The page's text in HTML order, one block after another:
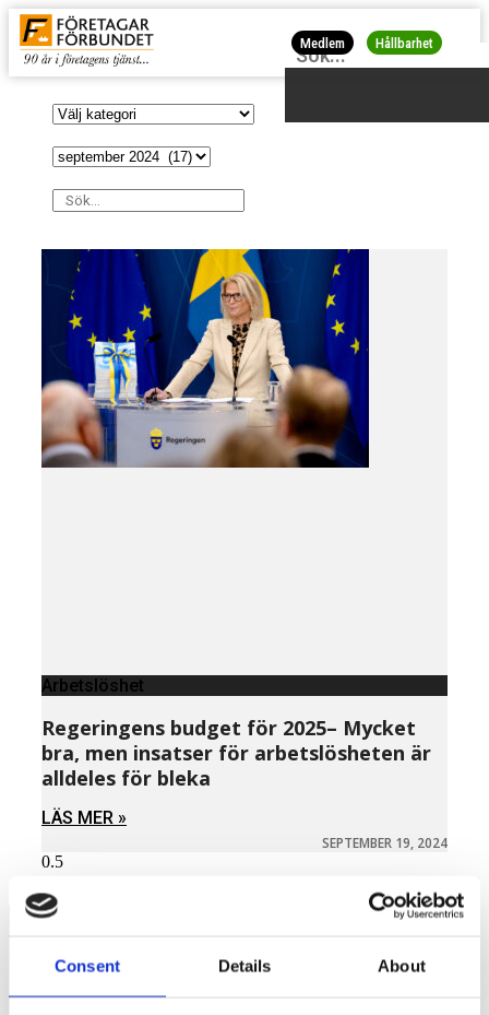
Consent Details About
Medlem Hållbarhet
Arbetslöshet
Regeringens budget för 2025– Mycket
bra, men insatser för arbetslösheten är
alldeles för bleka
LÄS MER »
SEPTEMBER 19, 2024
Näringspolitik